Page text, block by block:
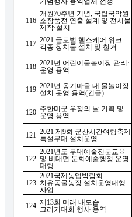
116
개원70주년 기념, 국립국악원
소장품전 연출 설계 및 전시물
제작·설치
117 2021 글로벌 헬스케어 위크
각종 장치물 설치 및 철거
118 2021년 어린이물놀이장 관리 ·
운영 용역
119 2021년 옹기마을 내 물놀이장
설치 운영 용역(긴급)
120 주한미군 우정의 날 기획 및
운영 용역
121 2021 제 9회 군산시간여행축제
특설무대 설치운영
122
2021년도 무대예술전문교육
및 비대면 문화예술행정 운영
대행
123
2021국제농업박람회
치유동물농장 설치운영대행
사업
124 제 13회 미래 내모습
그리기대회 행사 용역